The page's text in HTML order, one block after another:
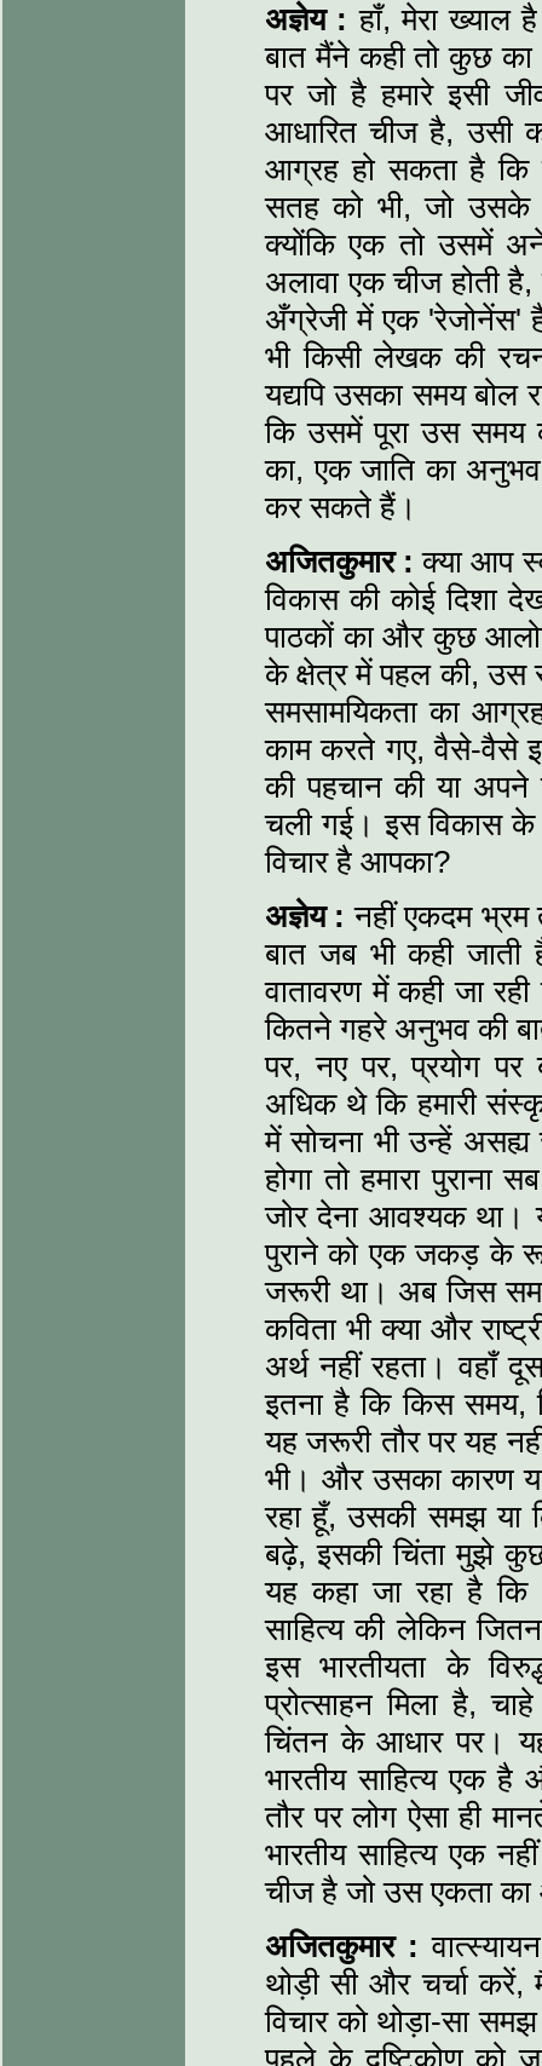
अज्ञेय : हाँ, मेरा
बात मैंने कही तो कुछ
पर जो है हमारे इसी
आधारित चीज है, उसी
आग्रह हो सकता है
सतह को भी, जो उसके
क्योंकि एक तो उसमें
अलावा एक चीज होती
अँग्रेजी में एक 'रेजोनेंस'
भी किसी लेखक की
यद्यपि उसका समय
कि उसमें पूरा उस समय
का, एक जाति का
कर सकते हैं।
अजितकुमार : क्या आप
विकास की कोई दिशा
पाठकों का और कुछ
के क्षेत्र में पहल की,
समसामयिकता का
काम करते गए, वैसे-वैसे
की पहचान की या
चली गई। इस विकास के
विचार है आपका?
अज्ञेय : नहीं एकदम भ्रम
बात जब भी कही
वातावरण में कही जा
कितने गहरे अनुभव की
पर, नए पर, प्रयोग
अधिक थे कि हमारी
में सोचना भी उन्हें
होगा तो हमारा
जोर देना आवश्यक था।
पुराने को एक जकड़ के
जरूरी था। अब जिस
कविता भी क्या और
अर्थ नहीं रहता। वहाँ
इतना है कि किस समय,
यह जरूरी तौर पर यह
भी। और उसका कारण
रहा हूँ, उसकी समझ
बढ़े, इसकी चिंता मुझे
यह कहा जा रहा है कि
साहित्य की लेकिन
इस भारतीयता के
प्रोत्साहन मिला है,
चिंतन के आधार पर।
भारतीय साहित्य एक
तौर पर लोग ऐसा ही
भारतीय साहित्य एक
चीज है जो उस एकता
अजितकुमार :
थोड़ी सी और चर्चा
विचार को थोड़ा-सा
पहले के दृष्टिकोण को